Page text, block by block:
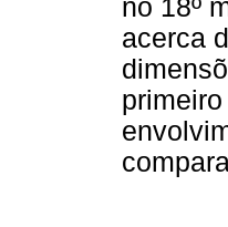
no 18º
acerca